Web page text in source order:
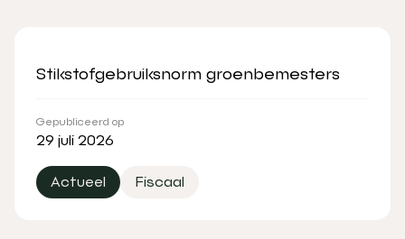
Stikstofgebruiksnorm groenbemesters
Gepubliceerd op
29 juli 2026
Actueel Fiscaal